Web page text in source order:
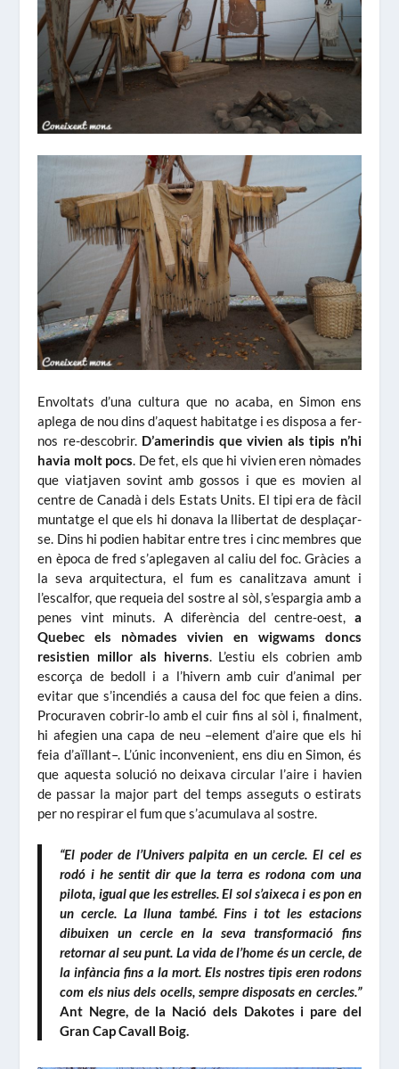
Envoltats d’una cultura que no acaba, en Simon ens
aplega de nou dins d’aquest habitatge i es disposa a fer-
nos re-descobrir. D’amerindis que vivien als tipis n’hi
havia molt pocs. De fet, els que hi vivien eren nòmades
que viatjaven sovint amb gossos i que es movien al
centre de Canadà i dels Estats Units. El tipi era de fàcil
muntatge el que els hi donava la llibertat de desplaçar-
se. Dins hi podien habitar entre tres i cinc membres que
en època de fred s’aplegaven al caliu del foc. Gràcies a
la seva arquitectura, el fum es canalitzava amunt i
l’escalfor, que requeia del sostre al sòl, s’espargia amb a
penes vint minuts. A diferència del centre-oest, a
Quebec els nòmades vivien en wigwams doncs
resistien millor als hiverns. L’estiu els cobrien amb
escorça de bedoll i a l’hivern amb cuir d’animal per
evitar que s’incendiés a causa del foc que feien a dins.
Procuraven cobrir-lo amb el cuir fins al sòl i, finalment,
hi afegien una capa de neu –element d’aire que els hi
feia d’aïllant–. L’únic inconvenient, ens diu en Simon, és
que aquesta solució no deixava circular l’aire i havien
de passar la major part del temps asseguts o estirats
per no respirar el fum que s’acumulava al sostre.
“El poder de l’Univers palpita en un cercle. El cel es
rodó i he sentit dir que la terra es rodona com una
pilota, igual que les estrelles. El sol s’aixeca i es pon en
un cercle. La lluna també. Fins i tot les estacions
dibuixen un cercle en la seva transformació fins
retornar al seu punt. La vida de l’home és un cercle, de
la infància fins a la mort. Els nostres tipis eren rodons
com els nius dels ocells, sempre disposats en cercles.”
Ant Negre, de la Nació dels Dakotes i pare del
Gran Cap Cavall Boig.